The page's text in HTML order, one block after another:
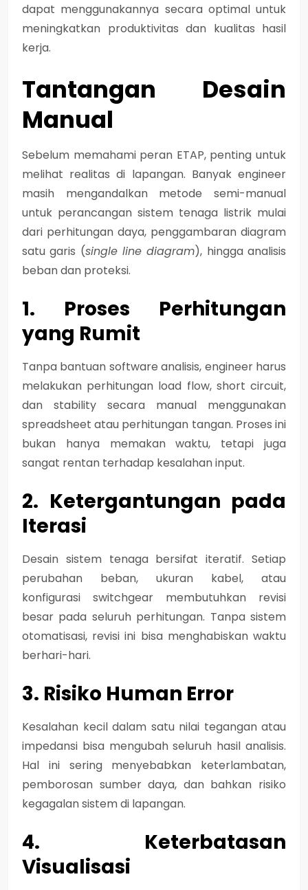
dapat menggunakannya secara optimal untuk
meningkatkan produktivitas dan kualitas hasil
kerja.
Tantangan Desain
Manual
Sebelum memahami peran ETAP, penting untuk
melihat realitas di lapangan. Banyak engineer
masih mengandalkan metode semi-manual
untuk perancangan sistem tenaga listrik mulai
dari perhitungan daya, penggambaran diagram
satu garis (single line diagram), hingga analisis
beban dan proteksi.
1. Proses Perhitungan
yang Rumit
Tanpa bantuan software analisis, engineer harus
melakukan perhitungan load flow, short circuit,
dan stability secara manual menggunakan
spreadsheet atau perhitungan tangan. Proses ini
bukan hanya memakan waktu, tetapi juga
sangat rentan terhadap kesalahan input.
2. Ketergantungan pada
Iterasi
Desain sistem tenaga bersifat iteratif. Setiap
perubahan beban, ukuran kabel, atau
konfigurasi switchgear membutuhkan revisi
besar pada seluruh perhitungan. Tanpa sistem
otomatisasi, revisi ini bisa menghabiskan waktu
berhari-hari.
3. Risiko Human Error
Kesalahan kecil dalam satu nilai tegangan atau
impedansi bisa mengubah seluruh hasil analisis.
Hal ini sering menyebabkan keterlambatan,
pemborosan sumber daya, dan bahkan risiko
kegagalan sistem di lapangan.
4. Keterbatasan
Visualisasi